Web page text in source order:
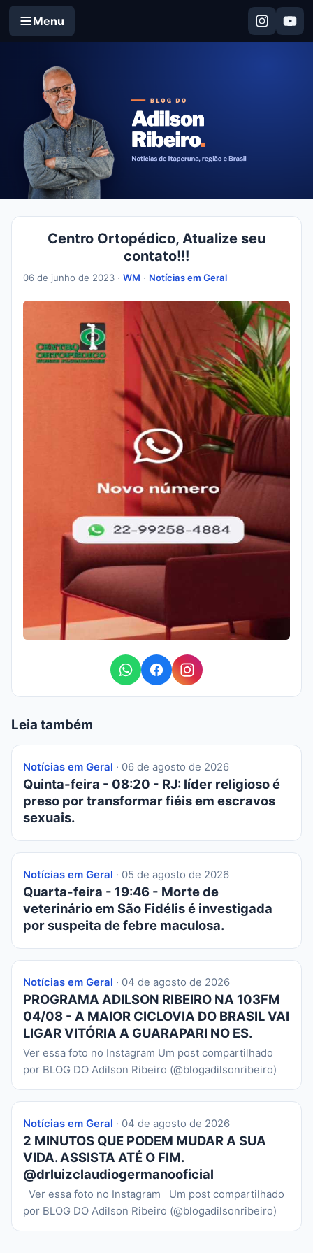
Menu
Centro Ortopédico, Atualize seu
contato!!!
06 de junho de 2023 · WM · Notícias em Geral
Leia também
Notícias em Geral · 06 de agosto de 2026
Quinta-feira - 08:20 - RJ: líder religioso é
preso por transformar fiéis em escravos
sexuais.
Notícias em Geral · 05 de agosto de 2026
Quarta-feira - 19:46 - Morte de
veterinário em São Fidélis é investigada
por suspeita de febre maculosa.
Notícias em Geral · 04 de agosto de 2026
PROGRAMA ADILSON RIBEIRO NA 103FM
04/08 - A MAIOR CICLOVIA DO BRASIL VAI
LIGAR VITÓRIA A GUARAPARI NO ES.
Ver essa foto no Instagram Um post compartilhado
por BLOG DO Adilson Ribeiro (@blogadilsonribeiro)
Notícias em Geral · 04 de agosto de 2026
2 MINUTOS QUE PODEM MUDAR A SUA
VIDA. ASSISTA ATÉ O FIM.
@drluizclaudiogermanooficial
Ver essa foto no Instagram Um post compartilhado
por BLOG DO Adilson Ribeiro (@blogadilsonribeiro)